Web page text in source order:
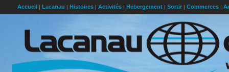
Accueil | Lacanau | Histoires | Activités | Hebergement | Sortir | Commerces |